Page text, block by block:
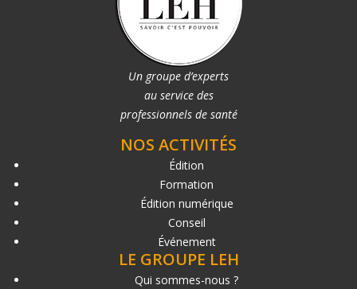
Un groupe d’experts
au service des
professionnels de santé
NOS ACTIVITÉS
Édition
Formation
Édition numérique
Conseil
Événement
LE GROUPE LEH
Qui sommes-nous ?